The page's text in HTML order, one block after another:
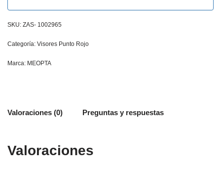
SKU: ZAS- 1002965
Categoría: Visores Punto Rojo
Marca: MEOPTA
Valoraciones (0) Preguntas y respuestas
Valoraciones